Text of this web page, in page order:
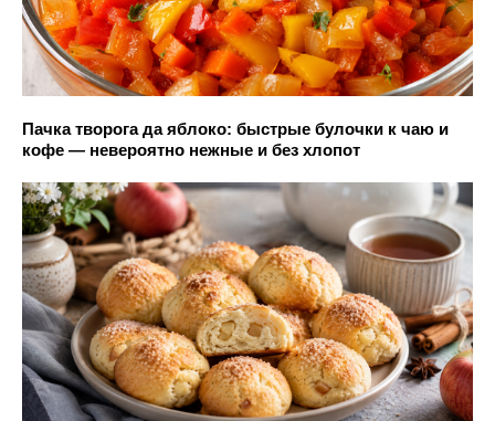
Пачка творога да яблоко: быстрые булочки к чаю и
кофе — невероятно нежные и без хлопот